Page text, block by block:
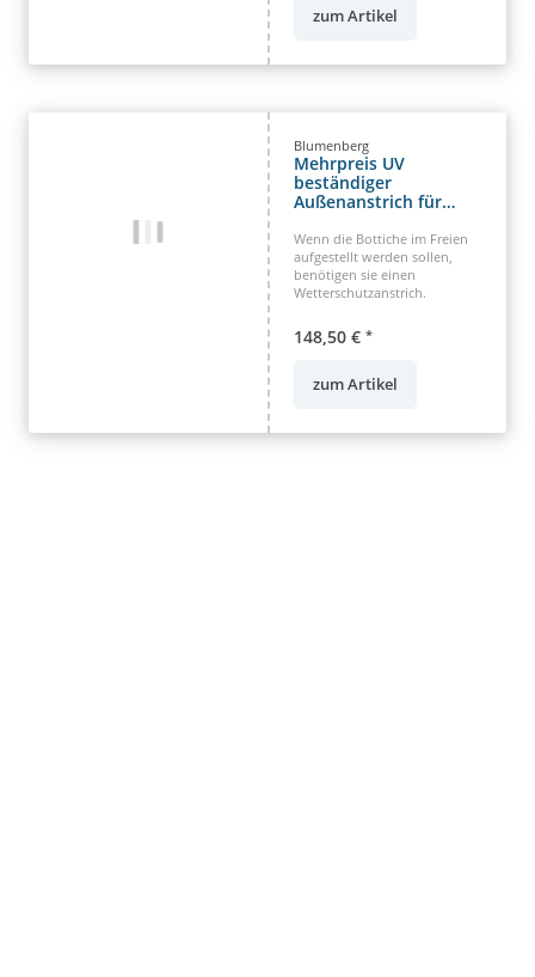
zum Artikel
Blumenberg
Mehrpreis UV
beständiger
Außenanstrich für
Wenn die Bottiche im Freien
aufgestellt werden sollen,
benötigen sie einen
Wetterschutzanstrich.
148,50 € *
zum Artikel